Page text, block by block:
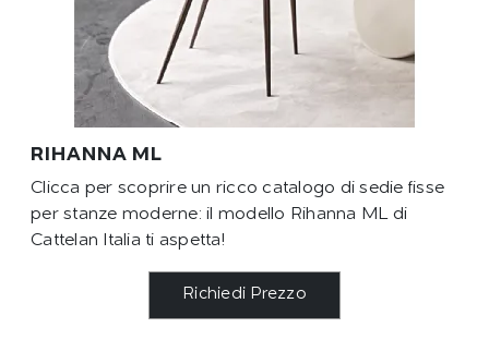
RIHANNA ML
Clicca per scoprire un ricco catalogo di sedie fisse
per stanze moderne: il modello Rihanna ML di
Cattelan Italia ti aspetta!
Richiedi Prezzo